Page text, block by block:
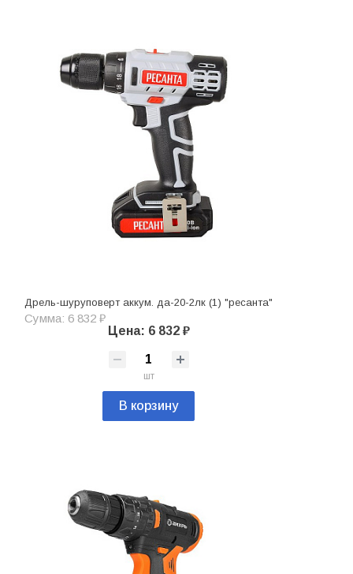
Дрель-шуруповерт аккум. да-20-2лк (1) "ресанта"
Сумма: 6 832 ₽
Цена: 6 832 ₽
шт
В корзину